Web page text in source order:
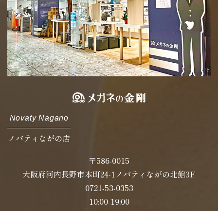
Novaty Nagano
ノバティながの店
〒586-0015
大阪府河内長野市本町24-1ノバティながの北館3F
0721-53-0353
10:00-19:00